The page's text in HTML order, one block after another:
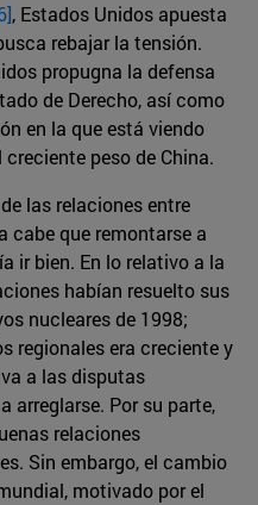
, Estados Unidos apuesta
rebajar la tensión.
propugna la defensa
de Derecho, así como
en la que está viendo
peso de China.
las relaciones entre
cabe que remontarse a
ir bien. En lo relativo a la
habían resuelto sus
nucleares de 1998;
regionales era creciente y
a las disputas
arreglarse. Por su parte,
relaciones
Sin embargo, el cambio
motivado por el